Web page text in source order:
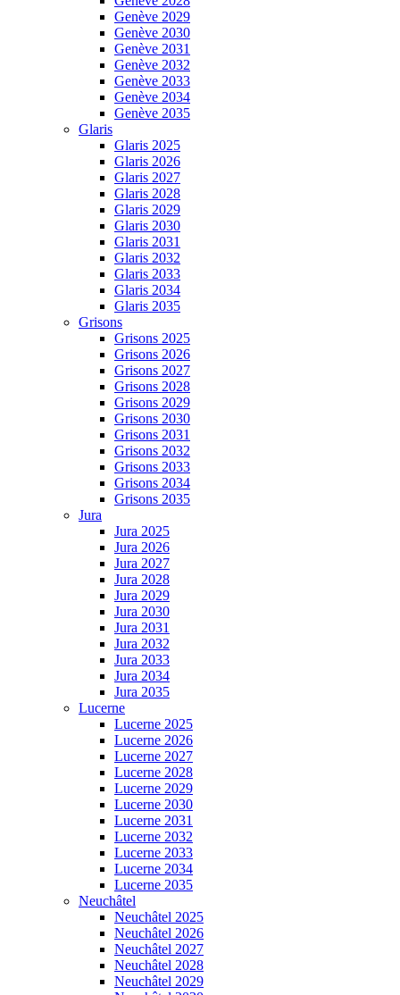
Genève 2029
Genève 2030
Genève 2031
Genève 2032
Genève 2033
Genève 2034
Genève 2035
Glaris
Glaris 2025
Glaris 2026
Glaris 2027
Glaris 2028
Glaris 2029
Glaris 2030
Glaris 2031
Glaris 2032
Glaris 2033
Glaris 2034
Glaris 2035
Grisons
Grisons 2025
Grisons 2026
Grisons 2027
Grisons 2028
Grisons 2029
Grisons 2030
Grisons 2031
Grisons 2032
Grisons 2033
Grisons 2034
Grisons 2035
Jura
Jura 2025
Jura 2026
Jura 2027
Jura 2028
Jura 2029
Jura 2030
Jura 2031
Jura 2032
Jura 2033
Jura 2034
Jura 2035
Lucerne
Lucerne 2025
Lucerne 2026
Lucerne 2027
Lucerne 2028
Lucerne 2029
Lucerne 2030
Lucerne 2031
Lucerne 2032
Lucerne 2033
Lucerne 2034
Lucerne 2035
Neuchâtel
Neuchâtel 2025
Neuchâtel 2026
Neuchâtel 2027
Neuchâtel 2028
Neuchâtel 2029